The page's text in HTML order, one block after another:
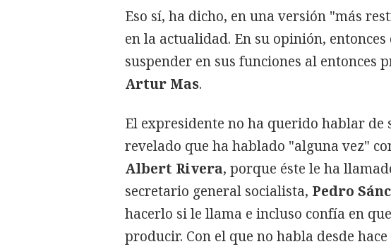
Eso sí, ha dicho, en una versión "más
en la actualidad. En su opinión,
suspender en sus funciones al entonces
Artur Mas.
El expresidente no ha querido hablar de
revelado que ha hablado "alguna vez"
Albert Rivera, porque éste le ha
secretario general socialista, Pedro
hacerlo si le llama e incluso confía en
producir. Con el que no habla desde